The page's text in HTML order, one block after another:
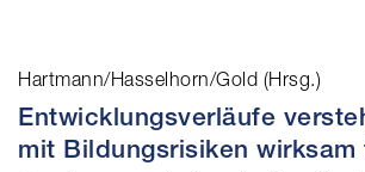
Hartmann/Hasselhorn/Gold (Hrsg.)
Entwicklungsverläufe
mit Bildungsrisiken wirksam